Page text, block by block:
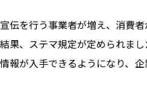
伝を行う事業者が増え、消費
果、ステマ規定が定められま
報が入手できるようになり、